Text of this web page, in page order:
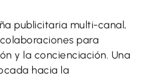
publicitaria multi-canal,
para
y la concienciación. Una
hacia la